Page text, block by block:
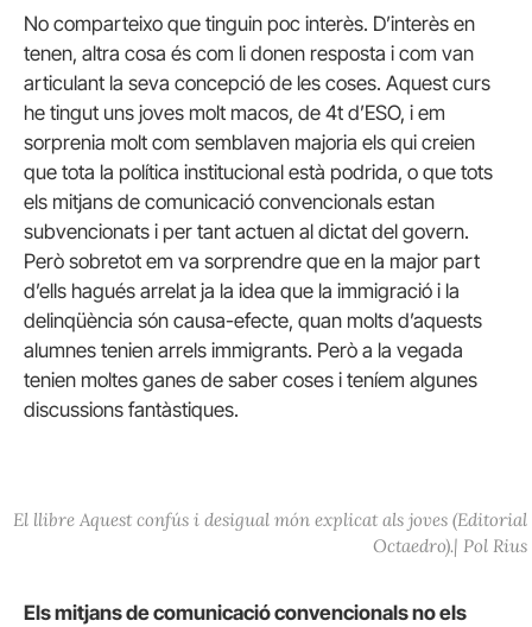
No comparteixo que tinguin poc interès. D’interès en
tenen, altra cosa és com li donen resposta i com van
articulant la seva concepció de les coses. Aquest curs
he tingut uns joves molt macos, de 4t d’ESO, i em
sorprenia molt com semblaven majoria els qui creien
que tota la política institucional està podrida, o que tots
els mitjans de comunicació convencionals estan
subvencionats i per tant actuen al dictat del govern.
Però sobretot em va sorprendre que en la major part
d’ells hagués arrelat ja la idea que la immigració i la
delinqüència són causa-efecte, quan molts d’aquests
alumnes tenien arrels immigrants. Però a la vegada
tenien moltes ganes de saber coses i teníem algunes
discussions fantàstiques.
El llibre Aquest confús i desigual món explicat als joves (Editorial
Octaedro).| Pol Rius
Els mitjans de comunicació convencionals no els